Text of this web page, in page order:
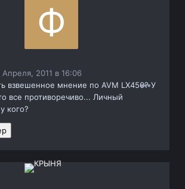
Апреля, 2011 в 16:06
взвешенное мнение по AVM LX450? У
все противоречиво... Личный
кого?